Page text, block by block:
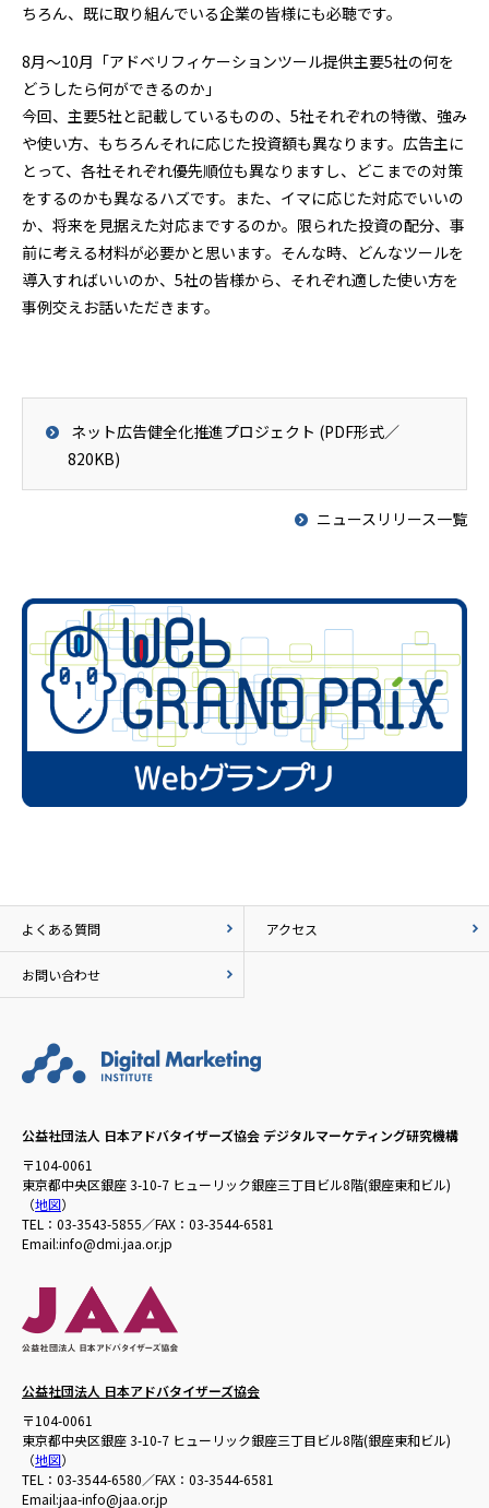
ちろん、既に取り組んでいる企業の皆様にも必聴です。
8月～10月「アドベリフィケーションツール提供主要5社の何を
どうしたら何ができるのか」
今回、主要5社と記載しているものの、5社それぞれの特徴、強み
や使い方、もちろんそれに応じた投資額も異なります。広告主に
とって、各社それぞれ優先順位も異なりますし、どこまでの対策
をするのかも異なるハズです。また、イマに応じた対応でいいの
か、将来を見据えた対応までするのか。限られた投資の配分、事
前に考える材料が必要かと思います。そんな時、どんなツールを
導入すればいいのか、5社の皆様から、それぞれ適した使い方を
事例交えお話いただきます。
ネット広告健全化推進プロジェクト (PDF形式／
820KB)
ニュースリリース一覧
よくある質問 アクセス
お問い合わせ
公益社団法人 日本アドバタイザーズ協会 デジタルマーケティング研究機構
〒104-0061
東京都中央区銀座 3-10-7 ヒューリック銀座三丁目ビル8階(銀座東和ビル)
（地図）
TEL：03-3543-5855／FAX：03-3544-6581
Email:info@dmi.jaa.or.jp
公益社団法人 日本アドバタイザーズ協会
〒104-0061
東京都中央区銀座 3-10-7 ヒューリック銀座三丁目ビル8階(銀座東和ビル)
（地図）
TEL：03-3544-6580／FAX：03-3544-6581
Email:jaa-info@jaa.or.jp